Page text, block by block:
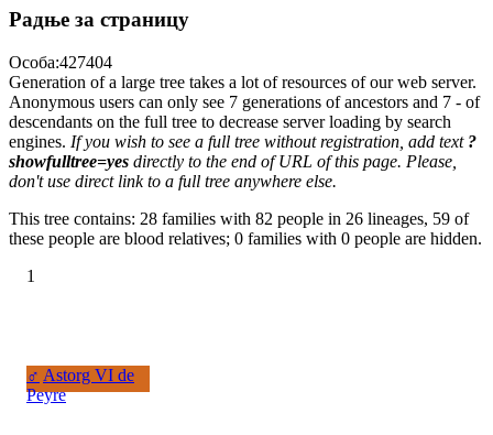
Радње за страницу
Особа:427404
Generation of a large tree takes a lot of resources of our web server.
Anonymous users can only see 7 generations of ancestors and 7 - of
descendants on the full tree to decrease server loading by search
engines. If you wish to see a full tree without registration, add text ?
showfulltree=yes directly to the end of URL of this page. Please,
don't use direct link to a full tree anywhere else.
This tree contains: 28 families with 82 people in 26 lineages, 59 of
these people are blood relatives; 0 families with 0 people are hidden.
1
♂ Astorg VI de
Peyre